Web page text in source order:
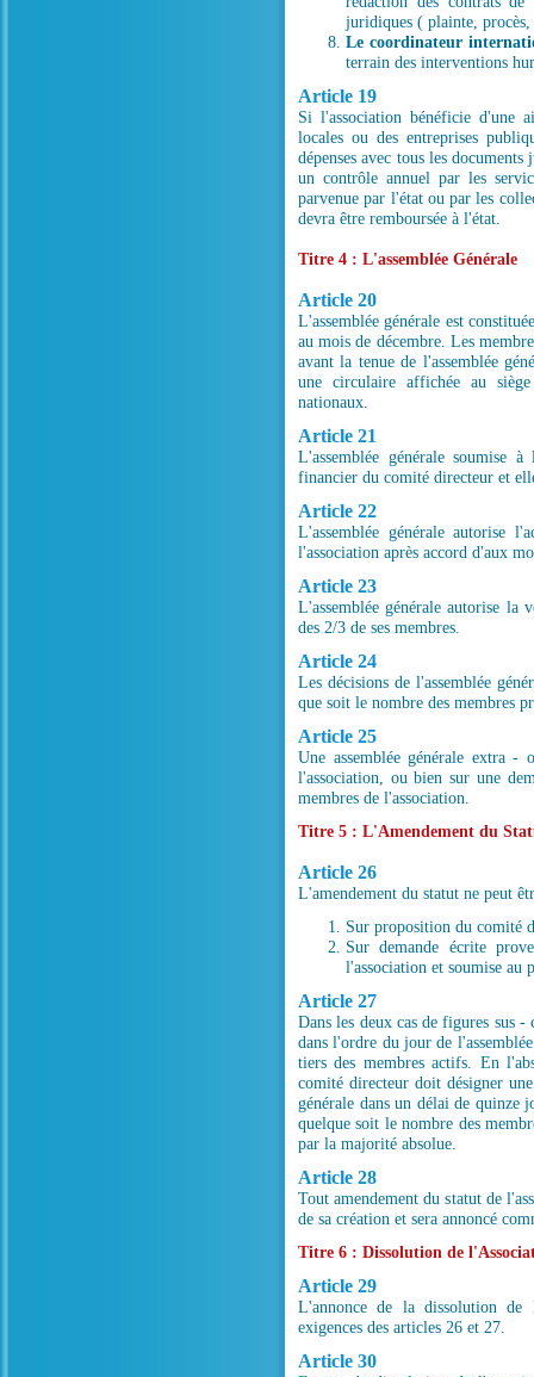
juridiques ( plainte,
Le coordinateur
terrain des interventions
Article 19
Si l'association bénéficie d'une
locales ou des entreprises
dépenses avec tous les
un contrôle annuel par les
parvenue par l'état ou par les
devra être remboursée à l'état.
Titre 4 : L'assemblée Générale
Article 20
L'assemblée générale est
au mois de décembre. Les
avant la tenue de l'assemblée
une circulaire affichée au
nationaux.
Article 21
L'assemblée générale soumise
financier du comité directeur et
Article 22
L'assemblée générale autorise
l'association après accord d'aux
Article 23
L'assemblée générale autorise la
des 2/3 de ses membres.
Article 24
Les décisions de l'assemblée
que soit le nombre des membres
Article 25
Une assemblée générale extra -
l'association, ou bien sur une
membres de l'association.
Titre 5 : L'Amendement du
Article 26
L'amendement du statut ne peut
Sur proposition du comité
Sur demande écrite
l'association et soumise au
Article 27
Dans les deux cas de figures sus -
dans l'ordre du jour de
tiers des membres actifs. En
comité directeur doit désigner
générale dans un délai de quinze
quelque soit le nombre des
par la majorité absolue.
Article 28
Tout amendement du statut de
de sa création et sera annoncé
Titre 6 : Dissolution de
Article 29
L'annonce de la dissolution de
exigences des articles 26 et 27.
Article 30